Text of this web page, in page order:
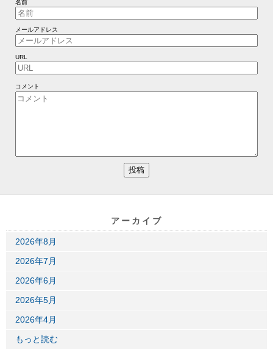
名前
メールアドレス
URL
コメント
アーカイブ
2026年8月
2026年7月
2026年6月
2026年5月
2026年4月
もっと読む